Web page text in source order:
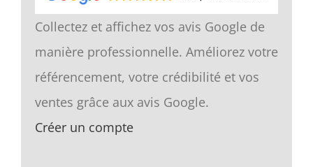
Collectez et affichez vos avis Google de
manière professionnelle. Améliorez votre
référencement, votre crédibilité et vos
ventes grâce aux avis Google.
Créer un compte